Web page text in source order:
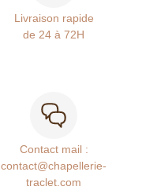
Livraison rapide
de 24 à 72H
Contact mail :
contact@chapellerie-
traclet.com